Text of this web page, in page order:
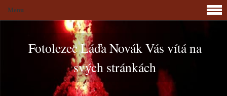
Fotolezec Láďa Novák Vás vítá na
svých stránkách
Menu